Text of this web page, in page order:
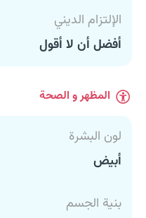
الإلتزام الديني
أفضل أن لا أقول
المظهر و الصحة
لون البشرة
أبيض
بنية الجسم